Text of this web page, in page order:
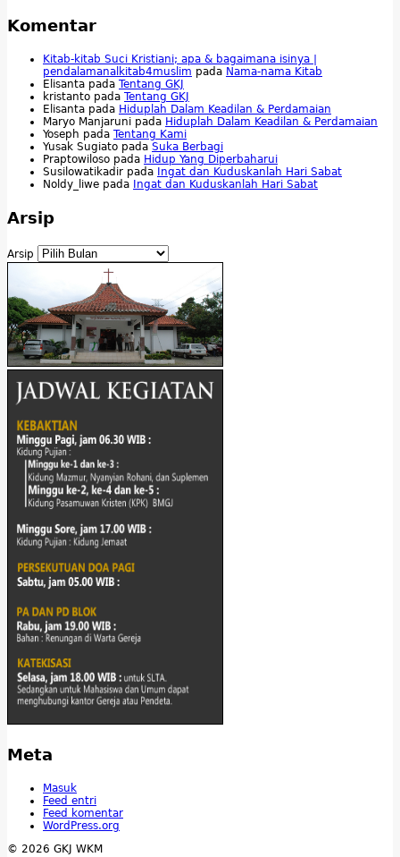
Komentar
Kitab-kitab Suci Kristiani; apa & bagaimana isinya |
pendalamanalkitab4muslim pada Nama-nama Kitab
Elisanta pada Tentang GKJ
kristanto pada Tentang GKJ
Elisanta pada Hiduplah Dalam Keadilan & Perdamaian
Maryo Manjaruni pada Hiduplah Dalam Keadilan & Perdamaian
Yoseph pada Tentang Kami
Yusak Sugiato pada Suka Berbagi
Praptowiloso pada Hidup Yang Diperbaharui
Susilowatikadir pada
Ingat dan Kuduskanlah Hari Sabat
Noldy_liwe pada Ingat dan Kuduskanlah Hari Sabat
Arsip
Arsip
Meta
Masuk
Feed entri
Feed komentar
WordPress.org
© 2026 GKJ WKM